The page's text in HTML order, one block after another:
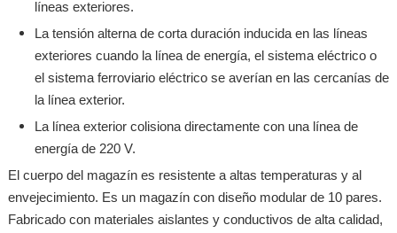
líneas exteriores.
La tensión alterna de corta duración inducida en las líneas
exteriores cuando la línea de energía, el sistema eléctrico o
el sistema ferroviario eléctrico se averían en las cercanías de
la línea exterior.
La línea exterior colisiona directamente con una línea de
energía de 220 V.
El cuerpo del magazín es resistente a altas temperaturas y al
envejecimiento. Es un magazín con diseño modular de 10 pares.
Fabricado con materiales aislantes y conductivos de alta calidad,